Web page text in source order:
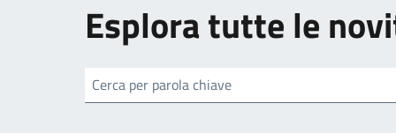
Esplora tutte le